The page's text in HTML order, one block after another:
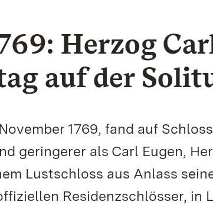
Herzog
auf der
1769, fand auf
geringerer als Carl Eugen,
Lustschloss aus Anlass
Residenzschlösser, in